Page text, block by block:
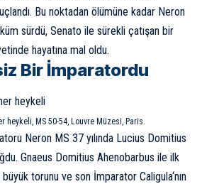
Bu noktadan ölümüne kadar Neron
sürdü, Senato ile sürekli çatışan bir
hayatına mal oldu.
Bir İmparatordu
heykeli, MS 50-54, Louvre Müzesi, Paris.
Neron MS 37 yılında Lucius Domitius
Gnaeus Domitius Ahenobarbus ile ilk
büyük torunu ve son İmparator Caligula‘nın